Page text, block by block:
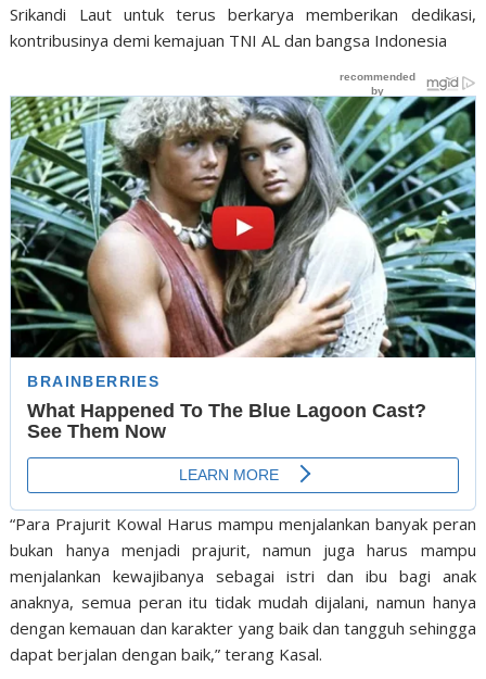
Srikandi Laut untuk terus berkarya memberikan dedikasi,
kontribusinya demi kemajuan TNI AL dan bangsa Indonesia
“Para Prajurit Kowal Harus mampu menjalankan banyak peran
bukan hanya menjadi prajurit, namun juga harus mampu
menjalankan kewajibanya sebagai istri dan ibu bagi anak
anaknya, semua peran itu tidak mudah dijalani, namun hanya
dengan kemauan dan karakter yang baik dan tangguh sehingga
dapat berjalan dengan baik,” terang Kasal.